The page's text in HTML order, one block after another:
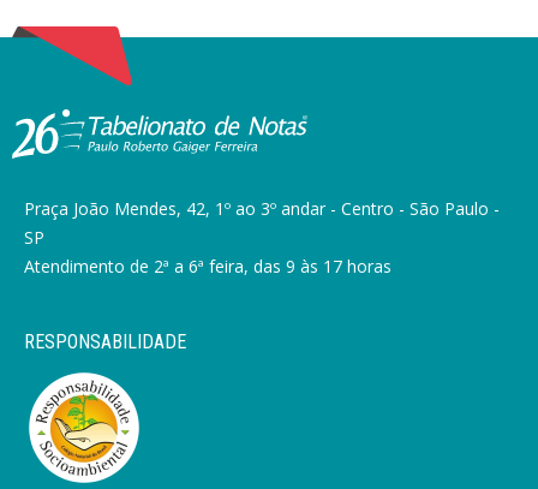
Praça João Mendes, 42, 1º ao 3º andar - Centro - São Paulo -
SP
Atendimento de 2ª a 6ª feira, das 9 às 17 horas
RESPONSABILIDADE